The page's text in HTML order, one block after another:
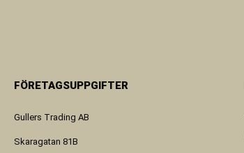
FÖRETAGSUPPGIFTER
Gullers Trading AB
Skaragatan 81B